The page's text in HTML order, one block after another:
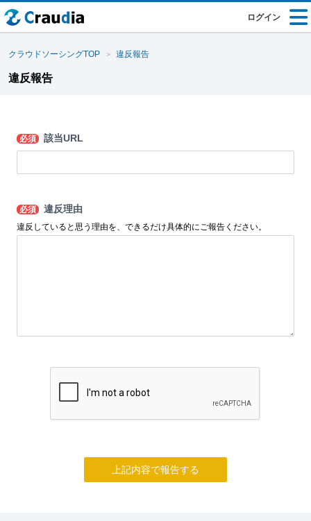
ログイン
クラウドソーシングTOP 違反報告
違反報告
必須 該当URL
必須 違反理由
違反していると思う理由を、できるだけ具体的にご報告ください。
上記内容で報告する